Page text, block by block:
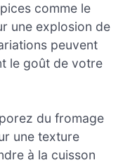
comme le
une explosion de
peuvent
le goût de votre
du fromage
une texture
à la cuisson